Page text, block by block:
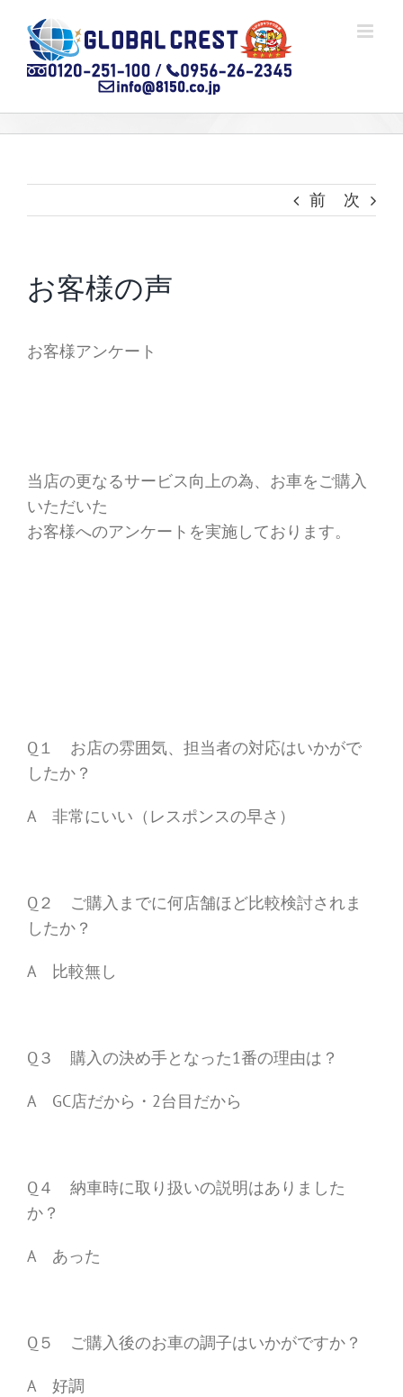
content
前 次
お客様の声
お客様アンケート
当店の更なるサービス向上の為、お車をご購入
いただいた
お客様へのアンケートを実施しております。
Q１ お店の雰囲気、担当者の対応はいかがで
したか？
A 非常にいい（レスポンスの早さ）
Q２ ご購入までに何店舗ほど比較検討されま
したか？
A 比較無し
Q３ 購入の決め手となった1番の理由は？
A GC店だから・2台目だから
Q４ 納車時に取り扱いの説明はありました
か？
A あった
Q５ ご購入後のお車の調子はいかがですか？
A 好調